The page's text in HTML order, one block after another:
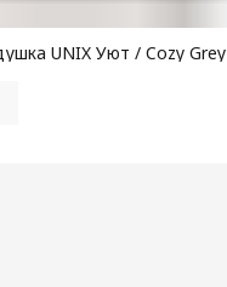
UNIX Уют / Cozy Grey